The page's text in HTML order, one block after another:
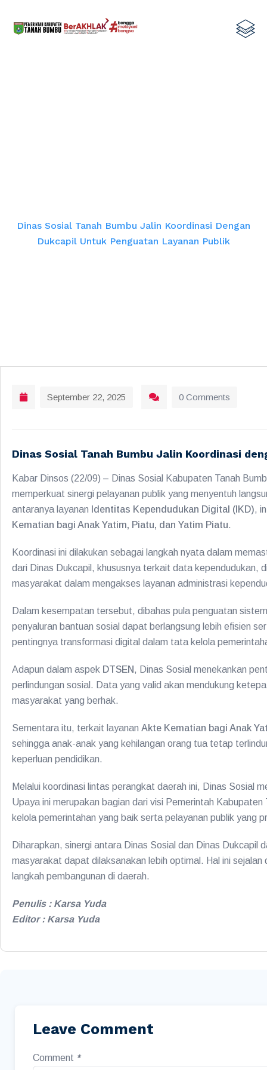
Dinas Sosial Tanah Bumbu Jalin Koordinasi Dengan
Dukcapil Untuk Penguatan Layanan Publik
September 22, 2025 0 Comments
Dinas Sosial Tanah Bumbu Jalin Koordinasi
Kabar Dinsos (22/09) – Dinas Sosial Kabupaten Tanah
memperkuat sinergi pelayanan publik yang menyentuh
antaranya layanan Identitas Kependudukan Digital (IKD),
Kematian bagi Anak Yatim, Piatu, dan Yatim Piatu.
Koordinasi ini dilakukan sebagai langkah nyata dalam
dari Dinas Dukcapil, khususnya terkait data kependudukan,
masyarakat dalam mengakses layanan administrasi
Dalam kesempatan tersebut, dibahas pula penguatan
penyaluran bantuan sosial dapat berlangsung lebih efisien
pentingnya transformasi digital dalam tata kelola
Adapun dalam aspek DTSEN, Dinas Sosial menekankan
perlindungan sosial. Data yang valid akan mendukung
masyarakat yang berhak.
Sementara itu, terkait layanan Akte Kematian bagi Anak
sehingga anak-anak yang kehilangan orang tua tetap
keperluan pendidikan.
Melalui koordinasi lintas perangkat daerah ini, Dinas Sosial
Upaya ini merupakan bagian dari visi Pemerintah
kelola pemerintahan yang baik serta pelayanan publik yang
Diharapkan, sinergi antara Dinas Sosial dan Dinas
masyarakat dapat dilaksanakan lebih optimal. Hal ini
langkah pembangunan di daerah.
Penulis : Karsa Yuda
Editor : Karsa Yuda
Leave Comment
Comment *